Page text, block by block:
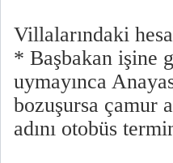
Villalarındaki
* Başbakan işine
uymayınca
bozuşursa çamur
adını otobüs